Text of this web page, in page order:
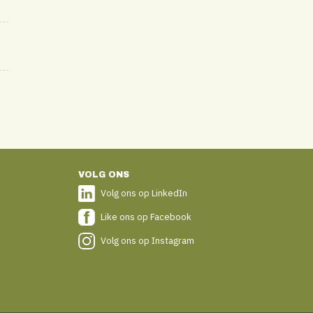
VOLG ONS
Volg ons op LinkedIn
Like ons op Facebook
Volg ons op Instagram